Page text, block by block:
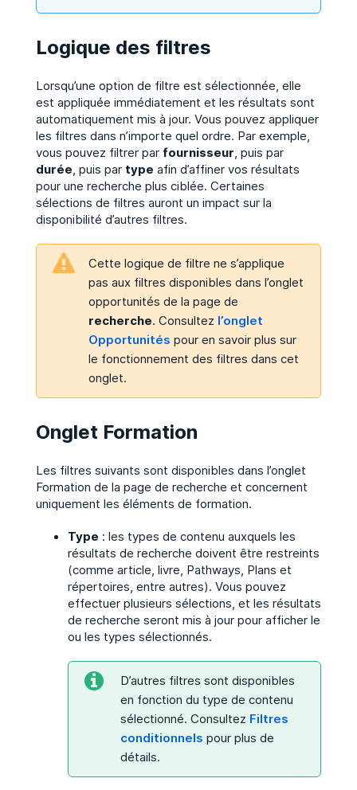
Logique des filtres
Lorsqu’une option de filtre est sélectionnée, elle
est appliquée immédiatement et les résultats sont
automatiquement mis à jour. Vous pouvez appliquer
les filtres dans n’importe quel ordre. Par exemple,
vous pouvez filtrer par fournisseur, puis par
durée, puis par type afin d’affiner vos résultats
pour une recherche plus ciblée. Certaines
sélections de filtres auront un impact sur la
disponibilité d’autres filtres.
Cette logique de filtre ne s’applique
pas aux filtres disponibles dans l’onglet
opportunités de la page de
recherche. Consultez l’onglet
Opportunités pour en savoir plus sur
le fonctionnement des filtres dans cet
onglet.
Onglet Formation
Les filtres suivants sont disponibles dans l’onglet
Formation de la page de recherche et concernent
uniquement les éléments de formation.
Type : les types de contenu auxquels les
résultats de recherche doivent être restreints
(comme article, livre, Pathways, Plans et
répertoires, entre autres). Vous pouvez
effectuer plusieurs sélections, et les résultats
de recherche seront mis à jour pour afficher le
ou les types sélectionnés.
D’autres filtres sont disponibles
en fonction du type de contenu
sélectionné. Consultez Filtres
conditionnels pour plus de
détails.